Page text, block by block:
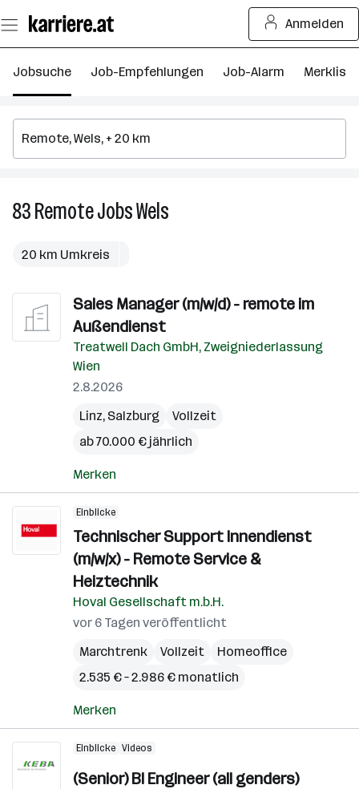
Seiteninhalt
springen
Anmelden
Jobsuche Job-Empfehlungen Job-Alarm Merkliste
83RemoteJobsWels
20 km Umkreis
Sales Manager (m/w/d) - remote im
Außendienst
Treatwell Dach GmbH, Zweigniederlassung
Wien
2.8.2026
Linz, Salzburg
Vollzeit
ab 70.000 € jährlich
Merken
Einblicke
Technischer Support Innendienst
(m/w/x) - Remote Service &
Heiztechnik
Hoval Gesellschaft m.b.H.
vor 6 Tagen veröffentlicht
Marchtrenk
Vollzeit
Homeoffice
2.535 € – 2.986 € monatlich
Merken
Einblicke Videos
(Senior) BI Engineer (all genders)